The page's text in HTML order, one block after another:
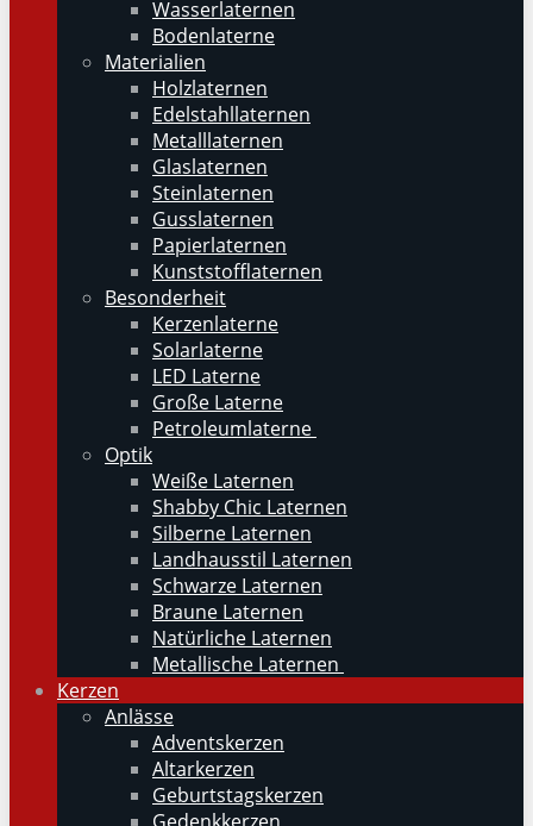
Wasserlaternen
Bodenlaterne
Materialien
Holzlaternen
Edelstahllaternen
Metalllaternen
Glaslaternen
Steinlaternen
Gusslaternen
Papierlaternen
Kunststofflaternen
Besonderheit
Kerzenlaterne
Solarlaterne
LED Laterne
Große Laterne
Petroleumlaterne
Optik
Weiße Laternen
Shabby Chic Laternen
Silberne Laternen
Landhausstil Laternen
Schwarze Laternen
Braune Laternen
Natürliche Laternen
Metallische Laternen
Kerzen
Anlässe
Adventskerzen
Altarkerzen
Geburtstagskerzen